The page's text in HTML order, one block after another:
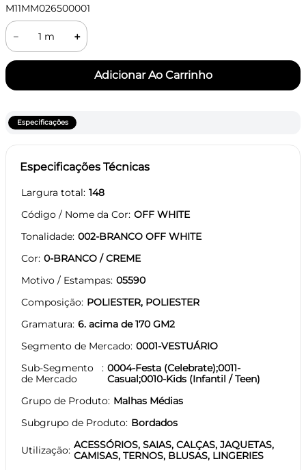
M11MM026500001
＋
－
Especificações
Especificações Técnicas
Largura total 148
Código / Nome da Cor OFF WHITE
Tonalidade 002-BRANCO OFF WHITE
Cor 0-BRANCO / CREME
Motivo / Estampas 05590
Composição POLIESTER, POLIESTER
Gramatura 6. acima de 170 GM2
Segmento de Mercado 0001-VESTUÁRIO
Sub-Segmento
de Mercado
0004-Festa (Celebrate);0011-
Casual;0010-Kids (Infantil / Teen)
Grupo de Produto Malhas Médias
Subgrupo de Produto Bordados
Utilização ACESSÓRIOS, SAIAS, CALÇAS, JAQUETAS,
CAMISAS, TERNOS, BLUSAS, LINGERIES